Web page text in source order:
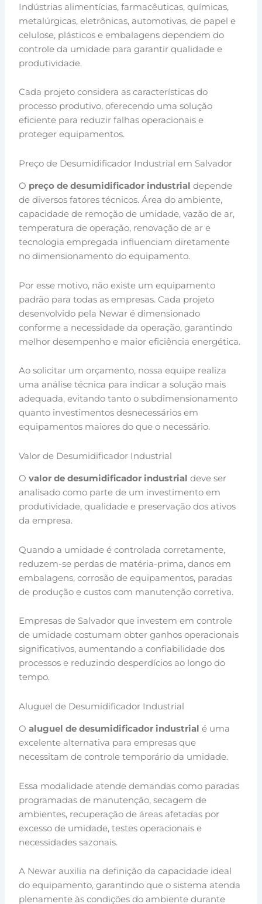
Indústrias alimentícias, farmacêuticas, químicas,
metalúrgicas, eletrônicas, automotivas, de papel e
celulose, plásticos e embalagens dependem do
controle da umidade para garantir qualidade e
produtividade.
Cada projeto considera as características do
processo produtivo, oferecendo uma solução
eficiente para reduzir falhas operacionais e
proteger equipamentos.
Preço de Desumidificador Industrial em Salvador
O preço de desumidificador industrial depende
de diversos fatores técnicos. Área do ambiente,
capacidade de remoção de umidade, vazão de ar,
temperatura de operação, renovação de ar e
tecnologia empregada influenciam diretamente
no dimensionamento do equipamento.
Por esse motivo, não existe um equipamento
padrão para todas as empresas. Cada projeto
desenvolvido pela Newar é dimensionado
conforme a necessidade da operação, garantindo
melhor desempenho e maior eficiência energética.
Ao solicitar um orçamento, nossa equipe realiza
uma análise técnica para indicar a solução mais
adequada, evitando tanto o subdimensionamento
quanto investimentos desnecessários em
equipamentos maiores do que o necessário.
Valor de Desumidificador Industrial
Ovalor de desumidificador industrial deve ser
analisado como parte de um investimento em
produtividade, qualidade e preservação dos ativos
da empresa.
Quando a umidade é controlada corretamente,
reduzem-se perdas de matéria-prima, danos em
embalagens, corrosão de equipamentos, paradas
de produção e custos com manutenção corretiva.
Empresas de Salvador que investem em controle
de umidade costumam obter ganhos operacionais
significativos, aumentando a confiabilidade dos
processos e reduzindo desperdícios ao longo do
tempo.
Aluguel de Desumidificador Industrial
Oaluguel de desumidificador industrial é uma
excelente alternativa para empresas que
necessitam de controle temporário da umidade.
Essa modalidade atende demandas como paradas
programadas de manutenção, secagem de
ambientes, recuperação de áreas afetadas por
excesso de umidade, testes operacionais e
necessidades sazonais.
A Newar auxilia na definição da capacidade ideal
do equipamento, garantindo que o sistema atenda
plenamente às condições do ambiente durante